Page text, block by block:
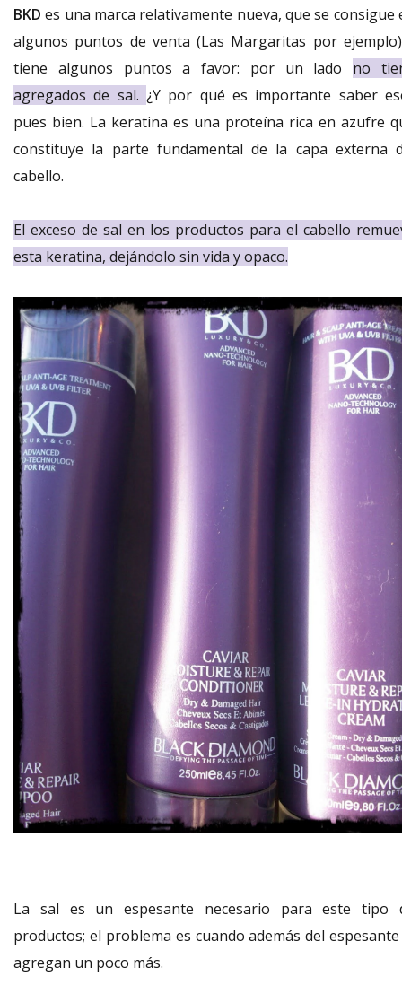
BKD es una marca relativamente nueva, que se consigue
algunos puntos de venta (Las Margaritas por
tiene algunos puntos a favor: por un lado no
agregados de sal. ¿Y por qué es importante saber
pues bien. La keratina es una proteína rica en azufre
constituye la parte fundamental de la capa externa
cabello.
El exceso de sal en los productos para el cabello
esta keratina, dejándolo sin vida y opaco.
La sal es un espesante necesario para este tipo
productos; el problema es cuando además del
agregan un poco más.